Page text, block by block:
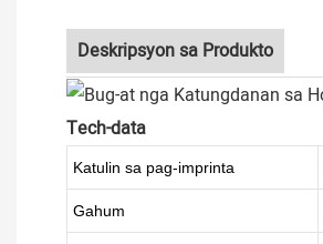
Deskripsyon sa Produkto
Tech-data
Katulin sa pag-imprinta
Gahum